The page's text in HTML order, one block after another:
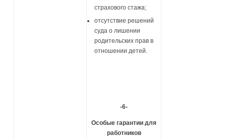
страхового стажа;
отсутствие решений
суда о лишении
родительских прав в
отношении детей.
-6-
Особые гарантии для
работников